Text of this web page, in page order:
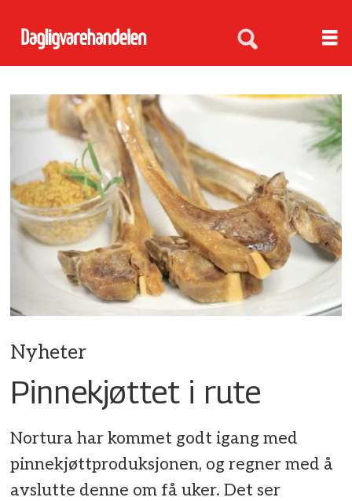
Nyheter
Pinnekjøttet i rute
Nortura har kommet godt igang med
pinnekjøttproduksjonen, og regner med å
avslutte denne om få uker. Det ser